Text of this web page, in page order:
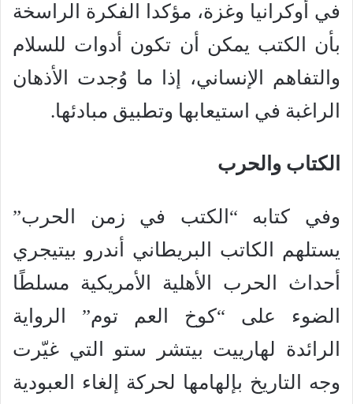
في أوكرانيا وغزة، مؤكدا الفكرة الراسخة
بأن الكتب يمكن أن تكون أدوات للسلام
والتفاهم الإنساني، إذا ما وُجدت الأذهان
الراغبة في استيعابها وتطبيق مبادئها.
الكتاب والحرب
وفي كتابه “الكتب في زمن الحرب”
يستلهم الكاتب البريطاني أندرو بيتيجري
أحداث الحرب الأهلية الأمريكية مسلطًا
الضوء على “كوخ العم توم” الرواية
الرائدة لهارييت بيتشر ستو التي غيّرت
وجه التاريخ بإلهامها لحركة إلغاء العبودية